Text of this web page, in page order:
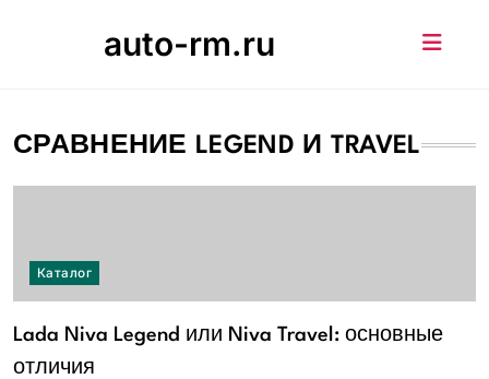
auto-rm.ru
СРАВНЕНИЕ LEGEND И TRAVEL
Каталог
Lada Niva Legend или Niva Travel: основные
отличия